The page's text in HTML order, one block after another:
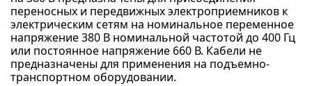
переносных и передвижных электроприемников к
электрическим сетям на номинальное переменное
напряжение 380 В номинальной частотой до 400 Гц
или постоянное напряжение 660 В. Кабели не
предназначены для применения на подъемно-
транспортном оборудовании.